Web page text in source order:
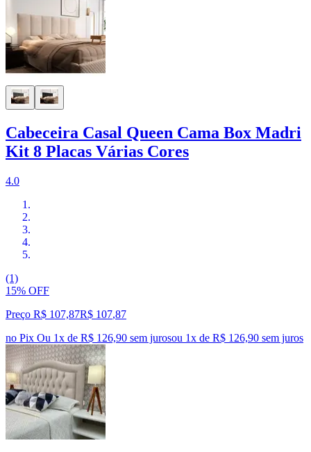
Cabeceira Casal Queen Cama Box Madri
Kit 8 Placas Várias Cores
4.0
(1)
15% OFF
Preço R$ 107,87R$ 107,87
no Pix Ou 1x de R$ 126,90 sem jurosou 1x de R$ 126,90 sem juros